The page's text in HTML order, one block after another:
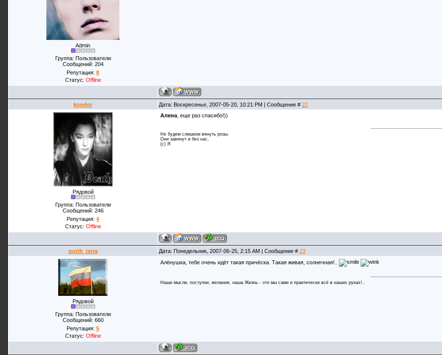
Admin
Группа: Пользователи
Сообщений: 204
Репутация: 8
Статус: Offline
kondor Дата: Воскресенье, 2007-05-20, 10:21 PM | Сообщение # 22
Рядовой
Группа: Пользователи
Сообщений: 246
Репутация: 4
Статус: Offline
Алена , еще раз спасибо!))
Не будем слишком вянуть розы.
Они завянут и без нас.
(с) Я
north_terra Дата: Понедельник, 2007-06-25, 2:15 AM | Сообщение # 23
Рядовой
Группа: Пользователи
Сообщений: 660
Репутация: 5
Статус: Offline
Алёнушка, тебе очень идёт такая причёска. Такая живая, солнечная!..
Наши мысли, поступки, желания, наша Жизнь - это мы сами и практически всё в наших руках!..